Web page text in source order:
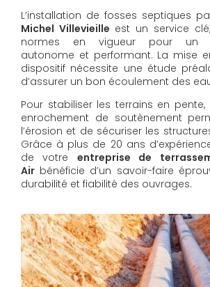
L’installation de fosses septiques
Michel Villevieille est un service
normes en vigueur pour un
autonome et performant. La mise
dispositif nécessite une étude
d’assurer un bon écoulement des
Pour stabiliser les terrains en pente,
enrochement de soutènement
l’érosion et de sécuriser les
Grâce à plus de 20 ans
de votre entreprise de
Air bénéficie d’un savoir-faire
durabilité et fiabilité des ouvrages.